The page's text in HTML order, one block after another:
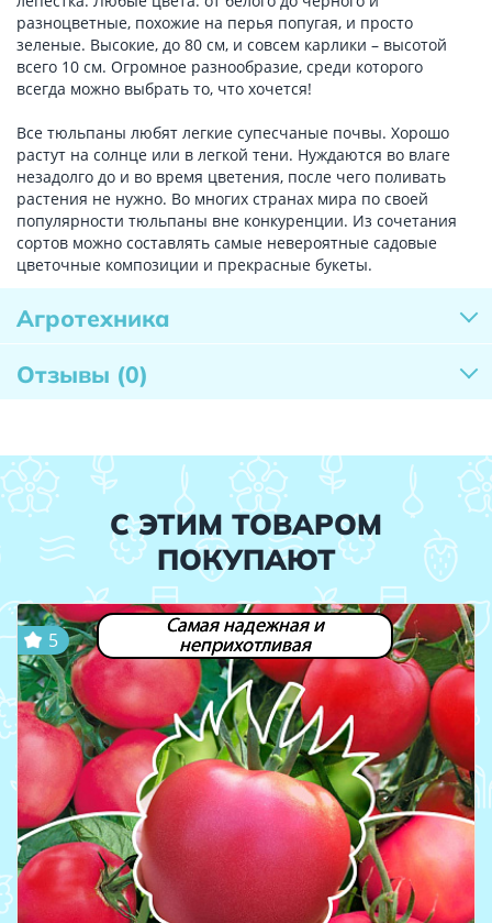
разноцветные, похожие на перья попугая, и просто
зеленые. Высокие, до 80 см, и совсем карлики – высотой
всего 10 см. Огромное разнообразие, среди которого
всегда можно выбрать то, что хочется!
Все тюльпаны любят легкие супесчаные почвы. Хорошо
растут на солнце или в легкой тени. Нуждаются во влаге
незадолго до и во время цветения, после чего поливать
растения не нужно. Во многих странах мира по своей
популярности тюльпаны вне конкуренции. Из сочетания
сортов можно составлять самые невероятные садовые
цветочные композиции и прекрасные букеты.
Агротехника
Отзывы (0)
С ЭТИМ ТОВАРОМ
ПОКУПАЮТ
Самая надежная и
неприхотливая
5